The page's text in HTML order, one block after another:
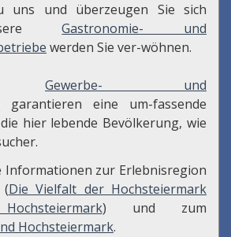
uns und überzeugen Sie sich
Gastronomie- und
werden Sie ver-wöhnen.
Gewerbe- und
garantieren eine um-fassende
hier lebende Bevölkerung, wie
Informationen zur Erlebnisregion
(Die Vielfalt der Hochsteiermark
) und zum
Hochsteiermark.